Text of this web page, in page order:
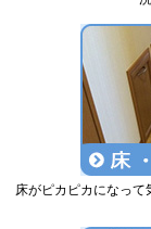
床がピカピカになっ